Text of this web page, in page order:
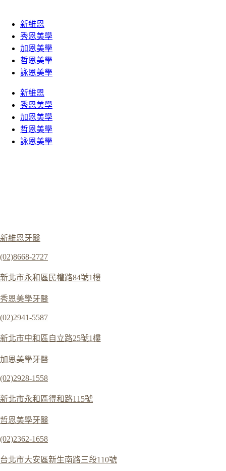
新維恩
秀恩美學
加恩美學
哲恩美學
詠恩美學
新維恩
秀恩美學
加恩美學
哲恩美學
詠恩美學
新維恩牙醫
(02)8668-2727
新北市永和區民權路84號1樓
秀恩美學牙醫
(02)2941-5587
新北市中和區自立路25號1樓
加恩美學牙醫
(02)2928-1558
新北市永和區得和路115號
哲恩美學牙醫
(02)2362-1658
台北市大安區新生南路三段110號